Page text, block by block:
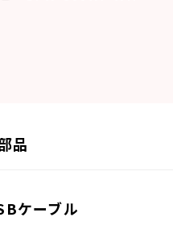
品
ケーブル